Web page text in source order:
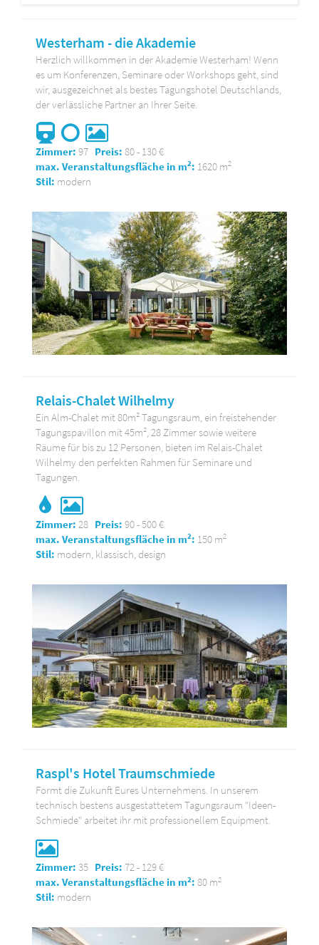
Westerham - die Akademie
Herzlich willkommen in der Akademie Westerham! Wenn
es um Konferenzen, Seminare oder Workshops geht, sind
wir, ausgezeichnet als bestes Tagungshotel Deutschlands,
der verlässliche Partner an Ihrer Seite.
Zimmer: 97 Preis: 80 - 130 €
max. Veranstaltungsfläche in m2: 1620 m2
Stil: modern
Relais-Chalet Wilhelmy
Ein Alm-Chalet mit 80m² Tagungsraum, ein freistehender
Tagungspavillon mit 45m², 28 Zimmer sowie weitere
Räume für bis zu 12 Personen, bieten im Relais-Chalet
Wilhelmy den perfekten Rahmen für Seminare und
Tagungen.
Zimmer: 28 Preis: 90 - 500 €
max. Veranstaltungsfläche in m2: 150 m2
Stil: modern, klassisch, design
Raspl's Hotel Traumschmiede
Formt die Zukunft Eures Unternehmens. In unserem
technisch bestens ausgestattetem Tagungsraum "Ideen-
Schmiede" arbeitet ihr mit professionellem Equipment.
Zimmer: 35 Preis: 72 - 129 €
max. Veranstaltungsfläche in m2: 80 m2
Stil: modern